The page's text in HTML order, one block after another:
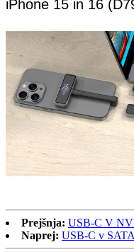
iPhone 15 in 16
Prejšnja: USB-C V
Naprej: USB-C v